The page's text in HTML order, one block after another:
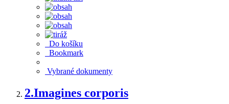
Do košíku
Bookmark
Vybrané dokumenty
2.Imagines corporis